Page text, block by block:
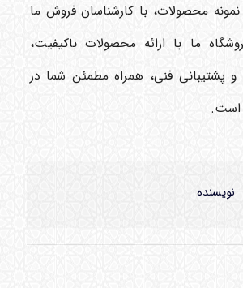
محصولات، با کارشناسان فروش ما
ما با ارائه محصولات باکیفیت،
پشتیبانی فنی، همراه مطمئن شما در
است.
نویسنده